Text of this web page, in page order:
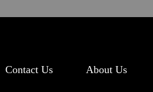
Contact Us
About Us